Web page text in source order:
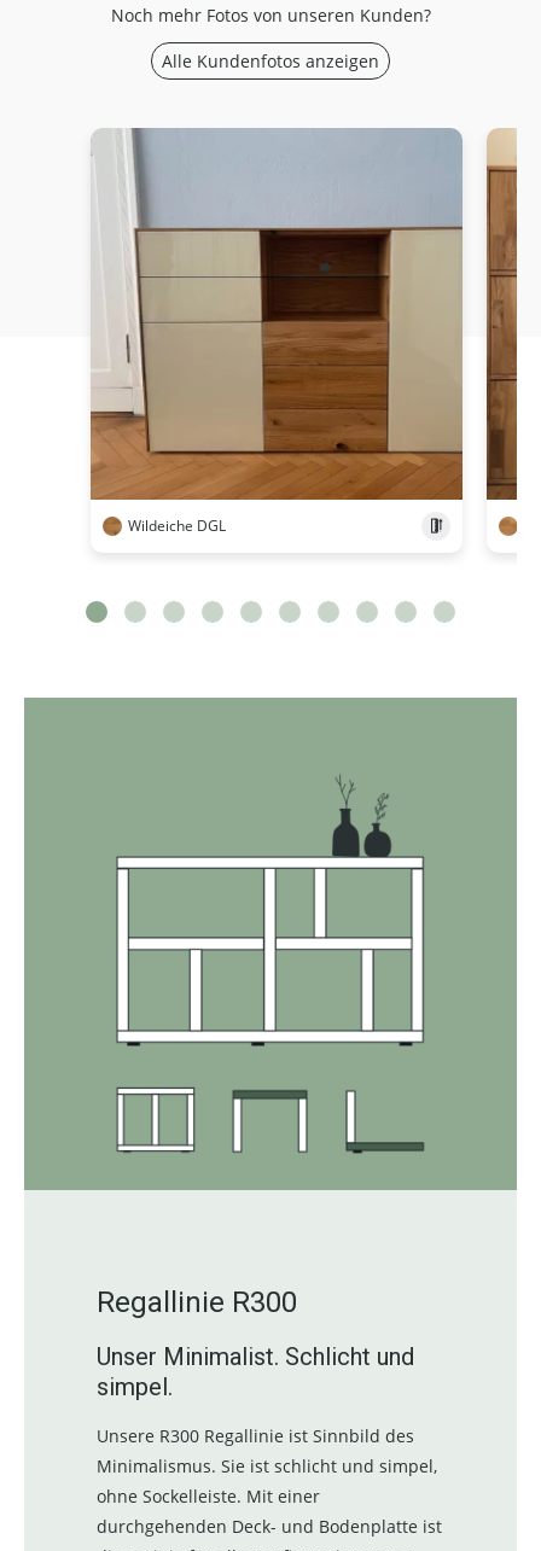
Noch mehr Fotos von unseren Kunden?
Alle Kundenfotos anzeigen
Wildeiche DGL
Regallinie R300
Unser Minimalist. Schlicht und
simpel.
Unsere R300 Regallinie ist Sinnbild des
Minimalismus. Sie ist schlicht und simpel,
ohne Sockelleiste. Mit einer
durchgehenden Deck- und Bodenplatte ist